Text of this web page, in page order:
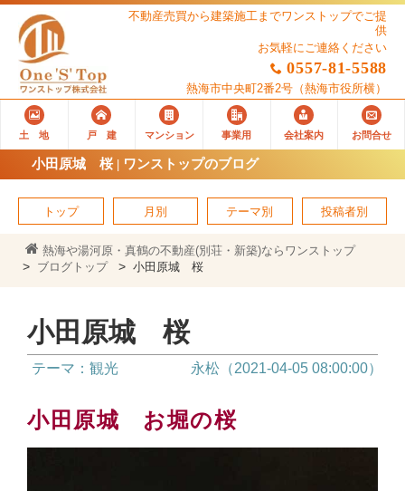
不動産売買から建築施工までワンストップでご提
供
お気軽にご連絡ください
0557-81-5588
熱海市中央町2番2号 （熱海市役所横）
土 地 戸 建 マンション 事業用 会社案内 お問合せ
小田原城 桜 | ワンストップのブログ
トップ 月別 テーマ別 投稿者別
熱海や湯河原・真鶴の不動産(別荘・新築)ならワンストップ
ブログトップ
小田原城 桜
小田原城 桜
テーマ：観光 永松（2021-04-05 08:00:00）
小田原城 お堀の桜